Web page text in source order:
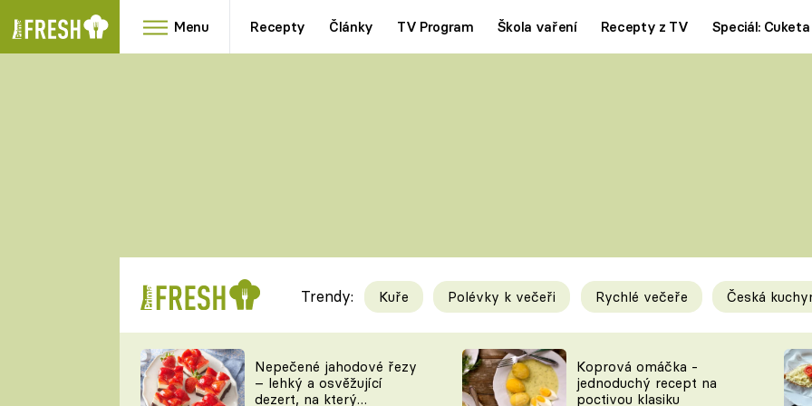
Menu Recepty Články TV Program Škola vaření Recepty z TV Speciál: Cuketa
RYCHLOVKY
Videorecepty
TEĎ VAŘÍ ŠÉF!
Tipy a triky
KAM ZA JÍDLEM
Trendy: Kuře Polévky k večeři Rychlé večeře Česká
Nepečené jahodové řezy
– lehký a osvěžující
dezert, na který
Koprová omáčka -
jednoduchý recept na
poctivou klasiku